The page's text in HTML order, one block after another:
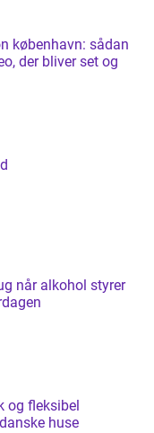
københavn: sådan
der bliver set og
og fleksibel
huse